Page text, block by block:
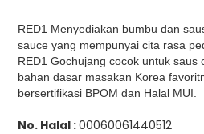
RED1 Menyediakan bumbu dan
sauce yang mempunyai cita rasa
RED1 Gochujang cocok untuk saus
bahan dasar masakan Korea
bersertifikasi BPOM dan Halal MUI.
No. Halal :00060061440512